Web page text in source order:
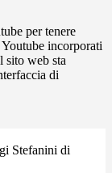
per tenere
incorporati
sito web sta
di
Stefanini di